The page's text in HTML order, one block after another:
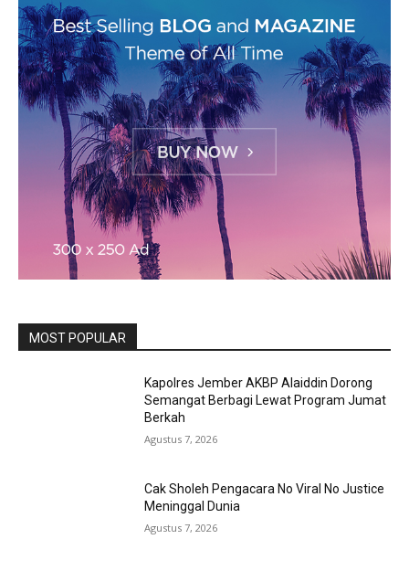
MOST POPULAR
Kapolres Jember AKBP Alaiddin Dorong
Semangat Berbagi Lewat Program Jumat
Berkah
Agustus 7, 2026
Cak Sholeh Pengacara No Viral No Justice
Meninggal Dunia
Agustus 7, 2026